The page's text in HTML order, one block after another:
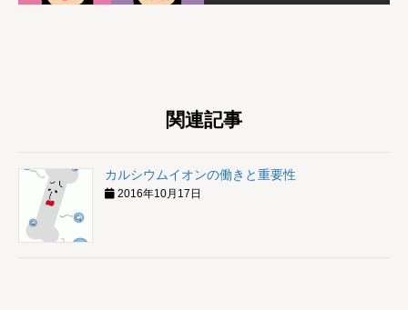
関連記事
カルシウムイオンの働きと重要性
2016年10月17日